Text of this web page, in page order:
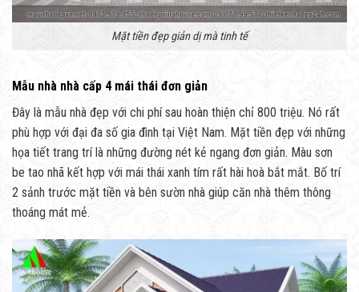
Mặt tiền đẹp giản dị mà tinh tế
Mẫu nhà nhà cấp 4 mái thái đơn giản
Đây là mẫu nhà đẹp với chi phí sau hoàn thiện chỉ 800 triệu. Nó rất
phù hợp với đại đa số gia đình tại Việt Nam. Mặt tiền đẹp với những
họa tiết trang trí là những đường nét kẻ ngang đơn giản. Màu sơn
be tao nhã kết hợp với mái thái xanh tím rất hài hoà bắt mắt. Bố trí
2 sảnh trước mặt tiền và bên sườn nhà giúp căn nhà thêm thông
thoáng mát mẻ.